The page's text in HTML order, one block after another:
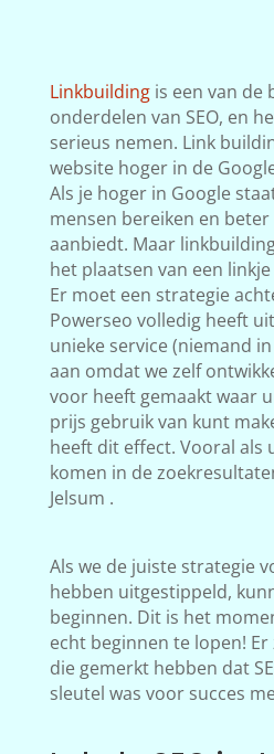
Linkbuildingis een van de
onderdelen van SEO, en
serieus nemen. Link
website hoger in de
Als je hoger in Google
mensen bereiken en
aanbiedt. Maar
het plaatsen van een
Er moet een strategie
Powerseo volledig heeft
unieke service (niemand
aan omdat we zelf
voor heeft gemaakt waar
prijs gebruik van kunt
heeft dit effect. Vooral als
komen in de
Jelsum .
Als we de juiste strategie
hebben uitgestippeld,
beginnen. Dit is het
echt beginnen te lopen!
die gemerkt hebben dat
sleutel was voor succes